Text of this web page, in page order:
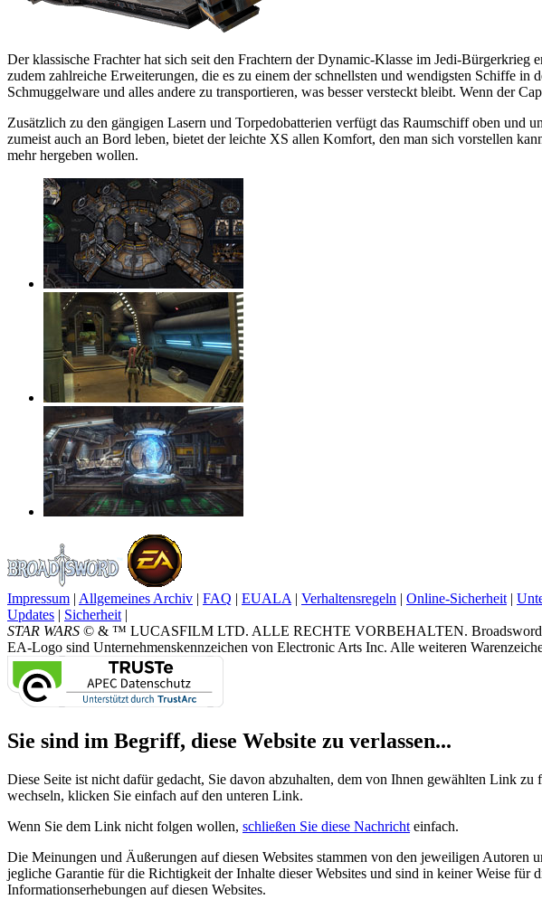
Der klassische Frachter hat sich seit den Frachtern der Dynamic-Klasse im Jedi-
zudem zahlreiche Erweiterungen, die es zu einem der schnellsten und wendigsten Schiffe
Schmuggelware und alles andere zu transportieren, was besser versteckt bleibt. Wenn der
Zusätzlich zu den gängigen Lasern und Torpedobatterien verfügt das Raumschiff oben und
zumeist auch an Bord leben, bietet der leichte XS allen Komfort, den man sich vorstellen
mehr hergeben wollen.
Impressum | Allgemeines Archiv | FAQ | EUALA | Verhaltensregeln | Online-Sicherheit |
Updates | Sicherheit |
STAR WARS © & ™ LUCASFILM LTD. ALLE RECHTE VORBEHALTEN. Broadsword
EA-Logo sind Unternehmenskennzeichen von Electronic Arts Inc. Alle weiteren
Sie sind im Begriff, diese Website zu verlassen...
Diese Seite ist nicht dafür gedacht, Sie davon abzuhalten, dem von Ihnen gewählten Link
wechseln, klicken Sie einfach auf den unteren Link.
Wenn Sie dem Link nicht folgen wollen, schließen Sie diese Nachricht einfach.
Die Meinungen und Äußerungen auf diesen Websites stammen von den jeweiligen
jegliche Garantie für die Richtigkeit der Inhalte dieser Websites und sind in keiner Weise für
Informationserhebungen auf diesen Websites.